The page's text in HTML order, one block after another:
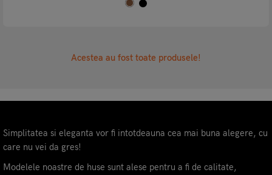
Acestea au fost toate produsele!
Simplitatea si eleganta vor fi intotdeauna cea mai buna alegere, cu
care nu vei da gres!
Modelele noastre de huse sunt alese pentru a fi de calitate,